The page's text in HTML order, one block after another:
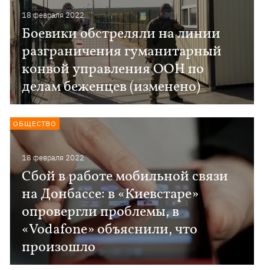
18 февраля 2022
Боевики обстреляли на линии
разграничения гуманитарный
конвой управления ООН по
делам беженцев (изменено)
18 февраля 2022
Сбой в работе мобильной связи
на Донбассе: в «Киевстаре»
опровергли проблемы, в
«Vodafone» объяснили, что
произошло
ОБЩЕСТВО